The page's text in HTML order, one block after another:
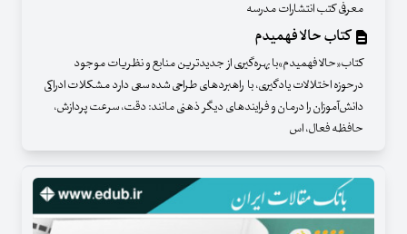
معرفی کتب انتشارات مدرسه
کتاب حالا فهمیدم
کتاب«حالا فهمیدم»با بهره‌گیری از جدید‌ترین منابع و نظریات موجود
درحوزه اختلالات یادگیری، با راهبردهای طراحی شده سعی دارد مشکلات ادراکی
دانش‌آموزان را درمان و فرایندهای دیگر ذهنی مانند: دقت، سرعت پردازش،
حافظه فعال، اس